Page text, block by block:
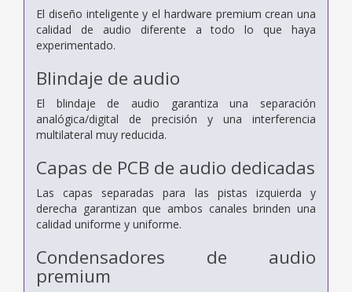
El diseño inteligente y el hardware premium crean una
calidad de audio diferente a todo lo que haya
experimentado.
Blindaje de audio
El blindaje de audio garantiza una separación
analógica/digital de precisión y una interferencia
multilateral muy reducida.
Capas de PCB de audio dedicadas
Las capas separadas para las pistas izquierda y
derecha garantizan que ambos canales brinden una
calidad uniforme y uniforme.
Condensadores de audio
premium